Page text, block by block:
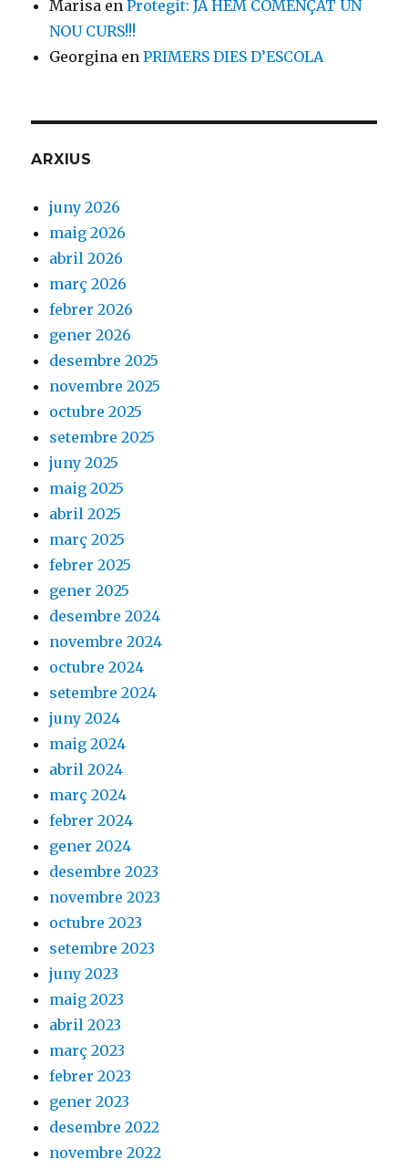
Marisa enProtegit: JA HEM COMENÇAT UN
NOU CURS!!!
Georgina enPRIMERS DIES D’ESCOLA
ARXIUS
juny 2026
maig 2026
abril 2026
març 2026
febrer 2026
gener 2026
desembre 2025
novembre 2025
octubre 2025
setembre 2025
juny 2025
maig 2025
abril 2025
març 2025
febrer 2025
gener 2025
desembre 2024
novembre 2024
octubre 2024
setembre 2024
juny 2024
maig 2024
abril 2024
març 2024
febrer 2024
gener 2024
desembre 2023
novembre 2023
octubre 2023
setembre 2023
juny 2023
maig 2023
abril 2023
març 2023
febrer 2023
gener 2023
desembre 2022
novembre 2022